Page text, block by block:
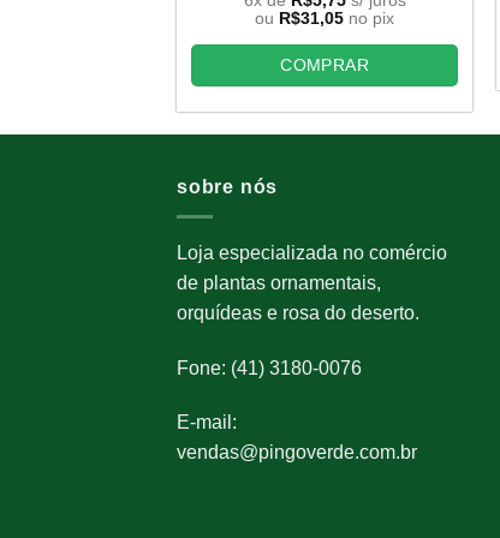
original
era:
R$46,00.
atual
é:
R$34,50.
ou R$31,05 no pix
COMPRAR
sobre nós
Loja especializada no comércio
de plantas ornamentais,
orquídeas e rosa do deserto.
Fone: (41) 3180-0076
E-mail:
vendas@pingoverde.com.br